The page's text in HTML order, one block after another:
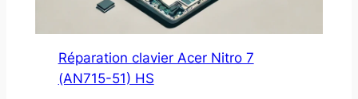
Réparation clavier Acer Nitro 7
(AN715-51) HS